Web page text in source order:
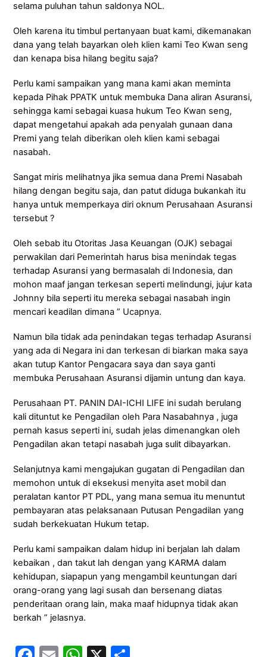
selama puluhan tahun saldonya NOL.
Oleh karena itu timbul pertanyaan buat kami, dikemanakan
dana yang telah bayarkan oleh klien kami Teo Kwan seng
dan kenapa bisa hilang begitu saja?
Perlu kami sampaikan yang mana kami akan meminta
kepada Pihak PPATK untuk membuka Dana aliran Asuransi,
sehingga kami sebagai kuasa hukum Teo Kwan seng,
dapat mengetahui apakah ada penyalah gunaan dana
Premi yang telah diberikan oleh klien kami sebagai
nasabah.
Sangat miris melihatnya jika semua dana Premi Nasabah
hilang dengan begitu saja, dan patut diduga bukankah itu
hanya untuk memperkaya diri oknum Perusahaan Asuransi
tersebut ?
Oleh sebab itu Otoritas Jasa Keuangan (OJK) sebagai
perwakilan dari Pemerintah harus bisa menindak tegas
terhadap Asuransi yang bermasalah di Indonesia, dan
mohon maaf jangan terkesan seperti melindungi, jujur kata
Johnny bila seperti itu mereka sebagai nasabah ingin
mencari keadilan dimana ” Ucapnya.
Namun bila tidak ada penindakan tegas terhadap Asuransi
yang ada di Negara ini dan terkesan di biarkan maka saya
akan tutup Kantor Pengacara saya dan saya ganti
membuka Perusahaan Asuransi dijamin untung dan kaya.
Perusahaan PT. PANIN DAI-ICHI LIFE ini sudah berulang
kali dituntut ke Pengadilan oleh Para Nasabahnya , juga
pernah kasus seperti ini, sudah jelas dimenangkan oleh
Pengadilan akan tetapi nasabah juga sulit dibayarkan.
Selanjutnya kami mengajukan gugatan di Pengadilan dan
memohon untuk di eksekusi menyita aset mobil dan
peralatan kantor PT PDL, yang mana semua itu menuntut
pembayaran atas pelaksanaan Putusan Pengadilan yang
sudah berkekuatan Hukum tetap.
Perlu kami sampaikan dalam hidup ini berjalan lah dalam
kebaikan , dan takut lah dengan yang KARMA dalam
kehidupan, siapapun yang mengambil keuntungan dari
orang-orang yang lagi susah dan bersenang diatas
penderitaan orang lain, maka maaf hidupnya tidak akan
berkah ” jelasnya.